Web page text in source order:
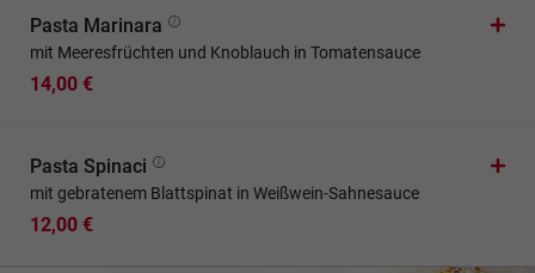
Pasta Marinara
mit Meeresfrüchten und Knoblauch in Tomatensauce
14,00 €
Pasta Spinaci
mit gebratenem Blattspinat in Weißwein-Sahnesauce
12,00 €